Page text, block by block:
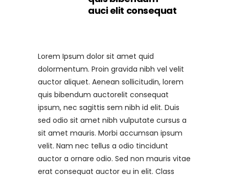
auci elit consequat
Lorem Ipsum dolor sit amet quid
dolormentum. Proin gravida nibh vel velit
auctor aliquet. Aenean sollicitudin, lorem
quis bibendum auctorelit consequat
ipsum, nec sagittis sem nibh id elit. Duis
sed odio sit amet nibh vulputate cursus a
sit amet mauris. Morbi accumsan ipsum
velit. Nam nec tellus a odio tincidunt
auctor a ornare odio. Sed non mauris vitae
erat consequat auctor eu in elit. Class